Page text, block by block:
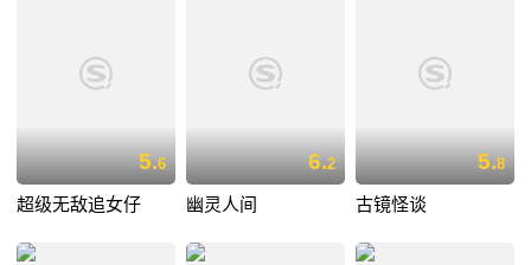
5.6
超级无敌追女仔
6.2
幽灵人间
5.8
古镜怪谈